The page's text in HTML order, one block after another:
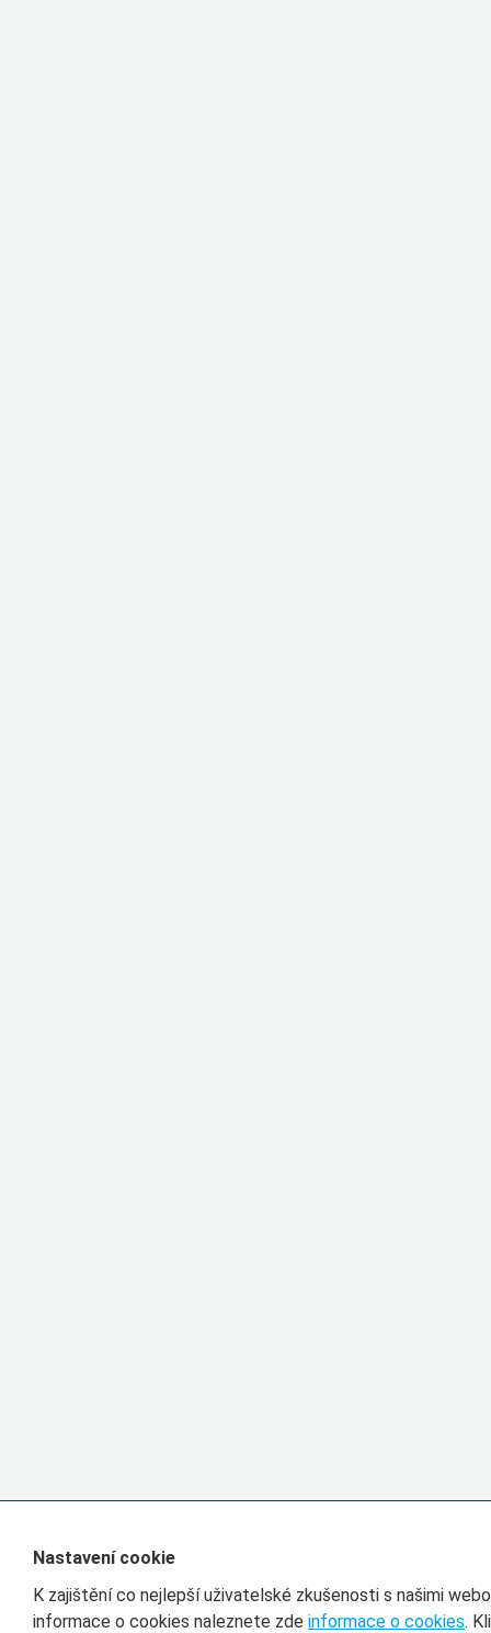
Nastavení cookie
K zajištění co nejlepší uživatelské zkušenosti s našimi
informace o cookies naleznete zde informace o cookies.